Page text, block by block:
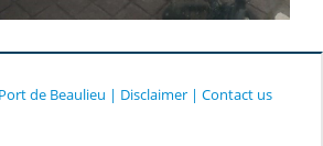
de Beaulieu | Disclaimer | Contact us